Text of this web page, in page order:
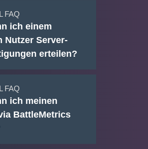
FAQ
ich einem
Nutzer Server-
erteilen?
FAQ
ich meinen
BattleMetrics